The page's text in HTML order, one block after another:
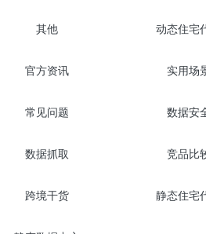
其他 动态住宅
官方资讯 实用场
常见问题 数据安
数据抓取 竞品比
跨境干货 静态住宅